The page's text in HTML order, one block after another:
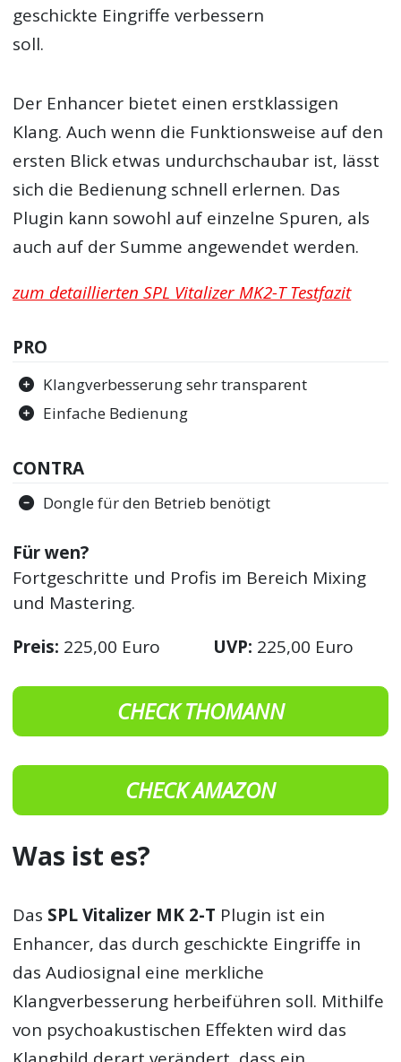
geschickte Eingriffe verbessern
soll.
Der Enhancer bietet einen erstklassigen
Klang. Auch wenn die Funktionsweise auf den
ersten Blick etwas undurchschaubar ist, lässt
sich die Bedienung schnell erlernen. Das
Plugin kann sowohl auf einzelne Spuren, als
auch auf der Summe angewendet werden.
zum detaillierten SPL Vitalizer MK2-T Testfazit
PRO
Klangverbesserung sehr transparent
Einfache Bedienung
CONTRA
Dongle für den Betrieb benötigt
Für wen?
Fortgeschritte und Profis im Bereich Mixing
und Mastering.
Preis: 225,00 Euro UVP: 225,00 Euro
CHECK THOMANN
CHECK AMAZON
Was ist es?
Das SPL Vitalizer MK 2-T Plugin ist ein
Enhancer, das durch geschickte Eingriffe in
das Audiosignal eine merkliche
Klangverbesserung herbeiführen soll. Mithilfe
von psychoakustischen Effekten wird das